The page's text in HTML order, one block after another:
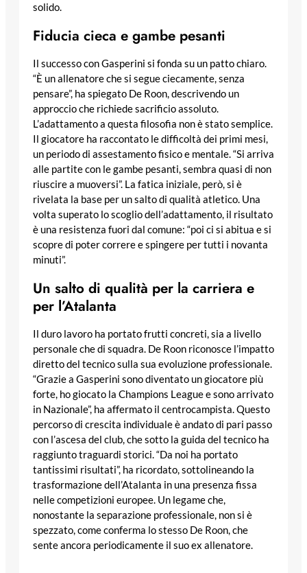
solido.
Fiducia cieca e gambe pesanti
Il successo con Gasperini si fonda su un patto chiaro.
“È un allenatore che si segue ciecamente, senza
pensare”, ha spiegato De Roon, descrivendo un
approccio che richiede sacrificio assoluto.
L’adattamento a questa filosofia non è stato semplice.
Il giocatore ha raccontato le difficoltà dei primi mesi,
un periodo di assestamento fisico e mentale. “Si arriva
alle partite con le gambe pesanti, sembra quasi di non
riuscire a muoversi”. La fatica iniziale, però, si è
rivelata la base per un salto di qualità atletico. Una
volta superato lo scoglio dell’adattamento, il risultato
è una resistenza fuori dal comune: “poi ci si abitua e si
scopre di poter correre e spingere per tutti i novanta
minuti”.
Un salto di qualità per la carriera e
per l’Atalanta
Il duro lavoro ha portato frutti concreti, sia a livello
personale che di squadra. De Roon riconosce l’impatto
diretto del tecnico sulla sua evoluzione professionale.
“Grazie a Gasperini sono diventato un giocatore più
forte, ho giocato la Champions League e sono arrivato
in Nazionale”, ha affermato il centrocampista. Questo
percorso di crescita individuale è andato di pari passo
con l’ascesa del club, che sotto la guida del tecnico ha
raggiunto traguardi storici. “Da noi ha portato
tantissimi risultati”, ha ricordato, sottolineando la
trasformazione dell’Atalanta in una presenza fissa
nelle competizioni europee. Un legame che,
nonostante la separazione professionale, non si è
spezzato, come conferma lo stesso De Roon, che
sente ancora periodicamente il suo ex allenatore.